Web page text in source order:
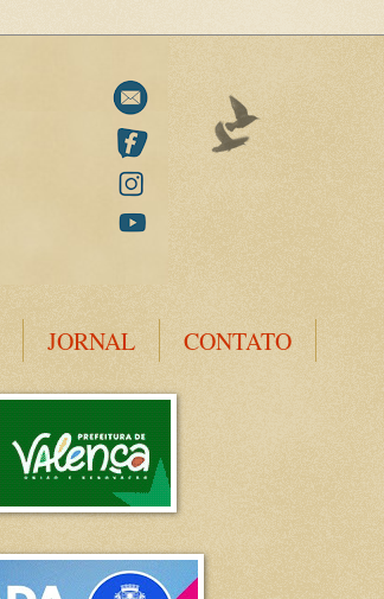
JORNAL CONTATO